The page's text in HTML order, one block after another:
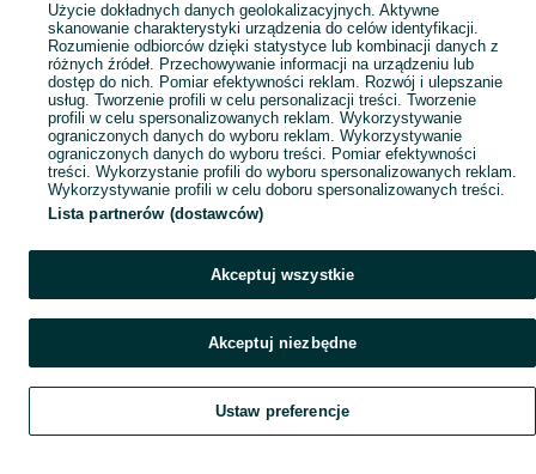
Szukaj Obserwujesz Dodaj Czat Konto
Użycie dokładnych danych geolokalizacyjnych. Aktywne
skanowanie charakterystyki urządzenia do celów identyfikacji.
Rozumienie odbiorców dzięki statystyce lub kombinacji danych z
różnych źródeł. Przechowywanie informacji na urządzeniu lub
dostęp do nich. Pomiar efektywności reklam. Rozwój i ulepszanie
usług. Tworzenie profili w celu personalizacji treści. Tworzenie
profili w celu spersonalizowanych reklam. Wykorzystywanie
ograniczonych danych do wyboru reklam. Wykorzystywanie
ograniczonych danych do wyboru treści. Pomiar efektywności
treści. Wykorzystanie profili do wyboru spersonalizowanych reklam.
Wykorzystywanie profili w celu doboru spersonalizowanych treści.
Lista partnerów (dostawców)
Akceptuj wszystkie
Akceptuj niezbędne
Ustaw preferencje